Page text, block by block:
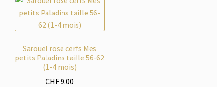
Sarouel rose cerfs Mes
petits Paladins taille 56-62
(1-4 mois)
CHF9.00